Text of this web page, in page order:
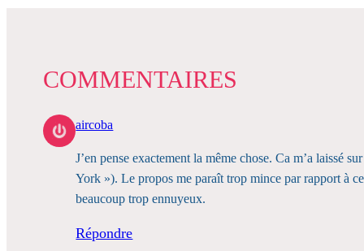
COMMENTAIRES
aircoba
J’en pense exactement la même chose. Ca m’a laissé
York »). Le propos me paraît trop mince par rapport à
beaucoup trop ennuyeux.
Répondre